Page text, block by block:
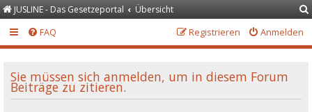
JUSLINE - Das Gesetzeportal Übersicht
FAQ Anmelden
Registrieren
Sie müssen sich anmelden, um in diesem Forum
Beiträge zu zitieren.